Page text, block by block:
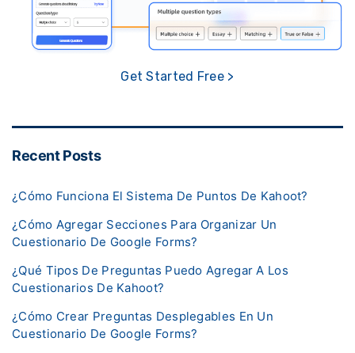
Get Started Free >
Recent Posts
¿Cómo Funciona El Sistema De Puntos De Kahoot?
¿Cómo Agregar Secciones Para Organizar Un
Cuestionario De Google Forms?
¿Qué Tipos De Preguntas Puedo Agregar A Los
Cuestionarios De Kahoot?
¿Cómo Crear Preguntas Desplegables En Un
Cuestionario De Google Forms?